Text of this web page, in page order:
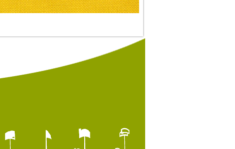
#على_اُهبة_الدم
ركن الخط العربي
#العالمة_المعلَّ...